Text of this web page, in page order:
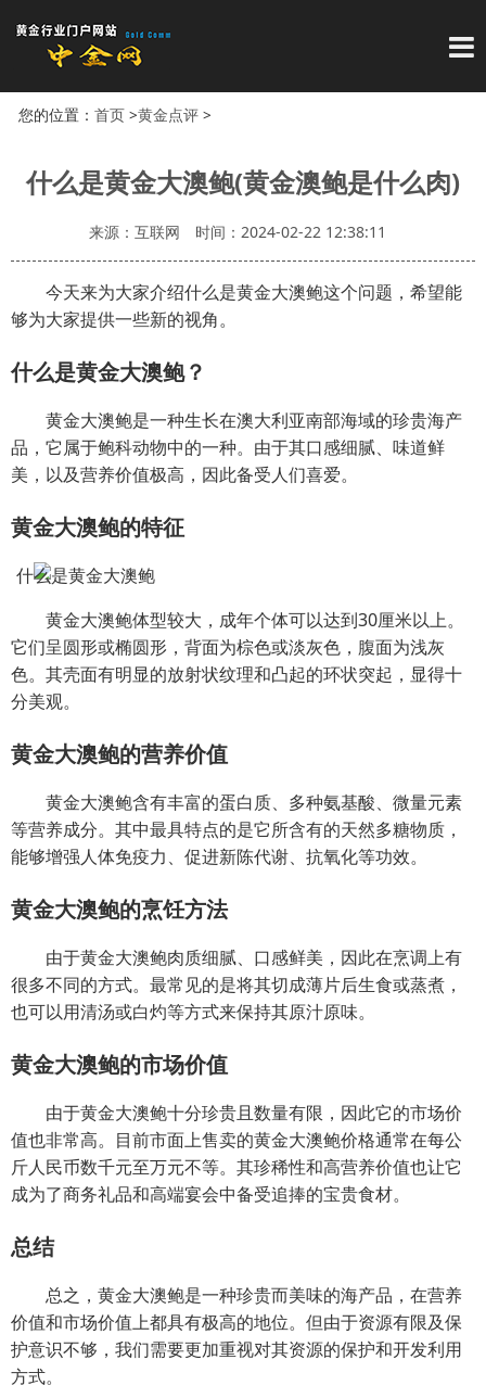
导
您的位置： 首页>黄金点评>
什么是黄金大澳鲍(黄金澳鲍是什么肉)
来源：互联网 时间：2024-02-22 12:38:11
今天来为大家介绍什么是黄金大澳鲍这个问题，希望能
够为大家提供一些新的视角。
什么是黄金大澳鲍？
黄金大澳鲍是一种生长在澳大利亚南部海域的珍贵海产
品，它属于鲍科动物中的一种。由于其口感细腻、味道鲜
美，以及营养价值极高，因此备受人们喜爱。
黄金大澳鲍的特征
黄金大澳鲍体型较大，成年个体可以达到30厘米以上。
它们呈圆形或椭圆形，背面为棕色或淡灰色，腹面为浅灰
色。其壳面有明显的放射状纹理和凸起的环状突起，显得十
分美观。
黄金大澳鲍的营养价值
黄金大澳鲍含有丰富的蛋白质、多种氨基酸、微量元素
等营养成分。其中最具特点的是它所含有的天然多糖物质，
能够增强人体免疫力、促进新陈代谢、抗氧化等功效。
黄金大澳鲍的烹饪方法
由于黄金大澳鲍肉质细腻、口感鲜美，因此在烹调上有
很多不同的方式。最常见的是将其切成薄片后生食或蒸煮，
也可以用清汤或白灼等方式来保持其原汁原味。
黄金大澳鲍的市场价值
由于黄金大澳鲍十分珍贵且数量有限，因此它的市场价
值也非常高。目前市面上售卖的黄金大澳鲍价格通常在每公
斤人民币数千元至万元不等。其珍稀性和高营养价值也让它
成为了商务礼品和高端宴会中备受追捧的宝贵食材。
总结
总之，黄金大澳鲍是一种珍贵而美味的海产品，在营养
价值和市场价值上都具有极高的地位。但由于资源有限及保
护意识不够，我们需要更加重视对其资源的保护和开发利用
方式。